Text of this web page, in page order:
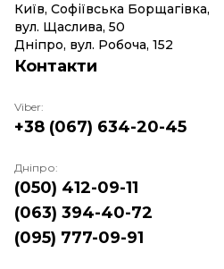
Київ, Софіївська Борщагівка,
вул. Щаслива, 50
Дніпро, вул. Робоча, 152
Контакти
Viber:
+38 (067) 634-20-45
Дніпро:
(050) 412-09-11
(063) 394-40-72
(095) 777-09-91